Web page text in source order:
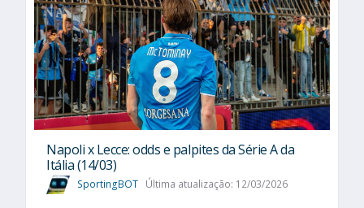
Napoli x Lecce: odds e palpites da Série A da
Itália (14/03)
SportingBOT Última atualização: 12/03/2026